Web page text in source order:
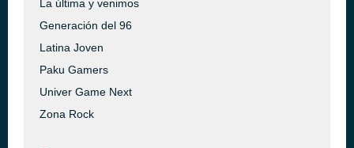
La última y venimos
Generación del 96
Latina Joven
Paku Gamers
Univer Game Next
Zona Rock